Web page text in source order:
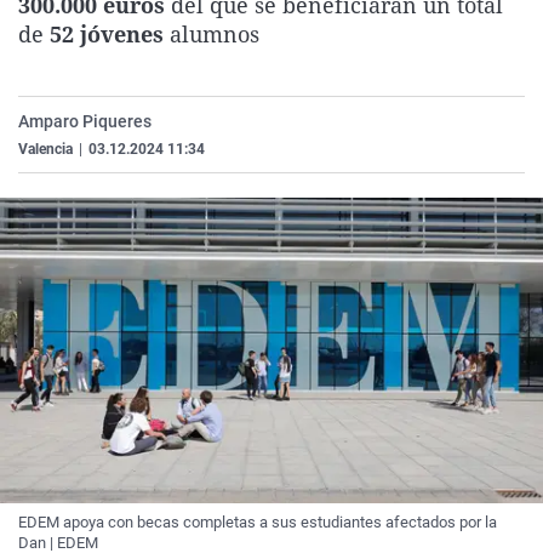
La rosa de los vientos
Como el perro y el
Caso
Equipo de
Extremadura
La Rioja
Virales
Elecciones
de 52 jóvenes alumnos
Amparo Piqueres
Valencia 03.12.2024 11:34
EDEM apoya con becas completas a sus estudiantes afectados por la
Dan | EDEM